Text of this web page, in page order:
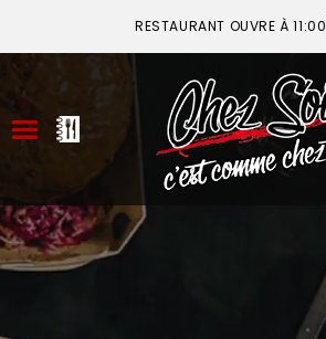
RESTAURANT OUVRE À 11:00
ACCUEIL